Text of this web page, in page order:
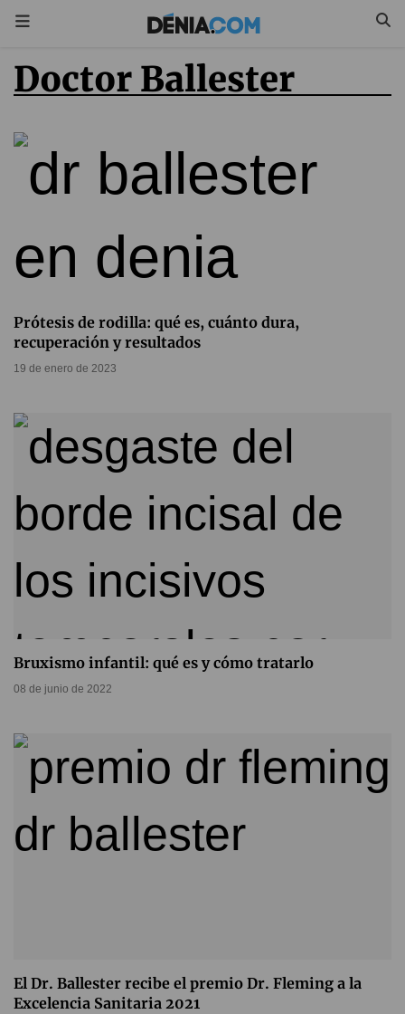
Doctor Ballester
Prótesis de rodilla: qué es, cuánto dura,
recuperación y resultados
19 de enero de 2023
Bruxismo infantil: qué es y cómo tratarlo
08 de junio de 2022
El Dr. Ballester recibe el premio Dr. Fleming a la
Excelencia Sanitaria 2021